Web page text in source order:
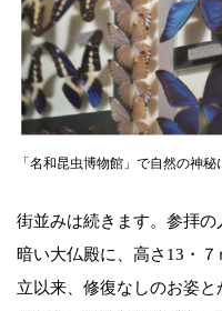
「名和昆虫博物館」で自然の神秘
街並みは続きます。参拝
暗い大仏殿に、高さ13・
立以来、修復なしのお姿